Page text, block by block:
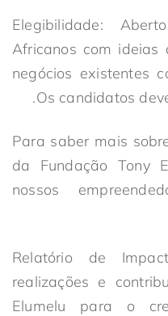
• Elegibilidade:
Africanos com ideias
negócios existentes
Os candidatos
Para saber mais
da Fundação Tony
nossos
• Relatório de
realizações e
Elumelu para o